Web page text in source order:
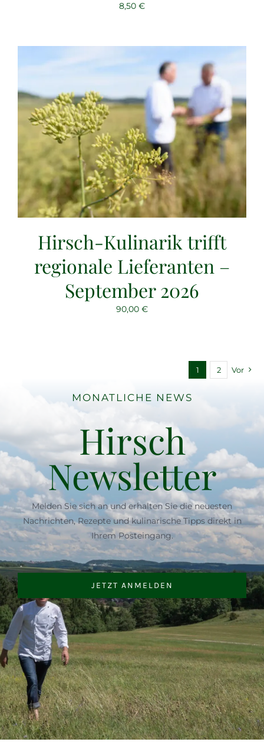
8,50 €
Hirsch-Kulinarik trifft
regionale Lieferanten –
September 2026
90,00 €
1 2 Vor
MONATLICHE NEWS
Hirsch
Newsletter
Melden Sie sich an und erhalten Sie die neuesten
Nachrichten, Rezepte und kulinarische Tipps direkt in
Ihrem Posteingang.
JETZT ANMELDEN